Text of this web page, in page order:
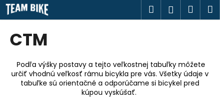
Prejsť
na
obsah
Hľadať
CTM
Podľa výšky postavy a tejto veľkostnej tabuľky môžete
určiť vhodnú veľkosť rámu bicykla pre vás. Všetky údaje v
tabuľke sú orientačné a odporúčame si bicykel pred
kúpou vyskúšať.
K
o
o
p